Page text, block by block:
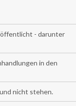
- darunter
in den
nicht stehen.